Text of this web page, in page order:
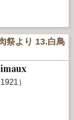
祭より 13.白鳥
）